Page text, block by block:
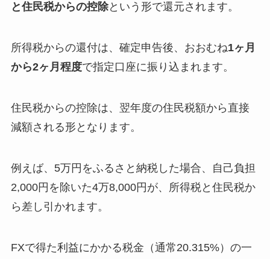
と住民税からの控除という形で還元されます。
所得税からの還付は、確定申告後、おおむね1ヶ月
から2ヶ月程度で指定口座に振り込まれます。
住民税からの控除は、翌年度の住民税額から直接
減額される形となります。
例えば、5万円をふるさと納税した場合、自己負担
2,000円を除いた4万8,000円が、所得税と住民税か
ら差し引かれます。
FXで得た利益にかかる税金（通常20.315%）の一